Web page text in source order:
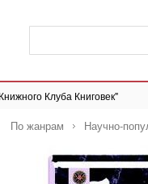
Клуба Книговек"
По жанрам Научно-